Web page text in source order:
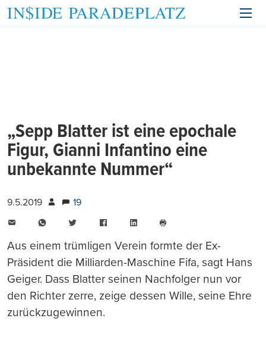
„Sepp Blatter ist eine epochale
Figur, Gianni Infantino eine
unbekannte Nummer“
9.5.2019
19
WhatsAppTwitter FacebookLinkedIn
drucken
Aus einem trümligen Verein formte der Ex-
Präsident die Milliarden-Maschine Fifa, sagt Hans
Geiger. Dass Blatter seinen Nachfolger nun vor
den Richter zerre, zeige dessen Wille, seine Ehre
zurückzugewinnen.